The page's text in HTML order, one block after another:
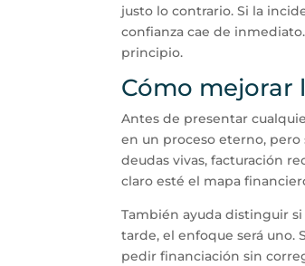
justo lo contrario. Si la
confianza cae de
principio.
Cómo mejorar
Antes de presentar
en un proceso eterno,
deudas vivas, facturación
claro esté el mapa
También ayuda distinguir
tarde, el enfoque será uno.
pedir financiación sin